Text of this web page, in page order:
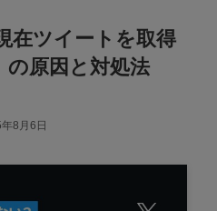
在ツイートを取得
の原因と対処法
8月6日